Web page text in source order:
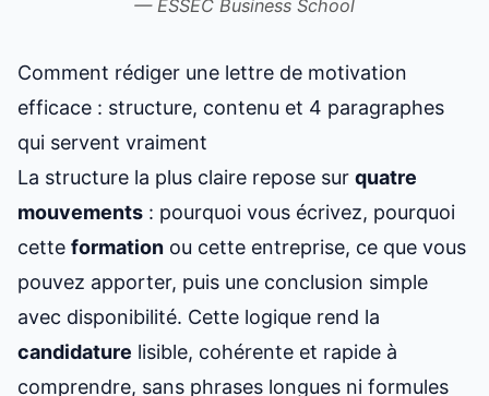
— ESSEC Business School
Comment rédiger une lettre de motivation
efficace : structure, contenu et 4 paragraphes
qui servent vraiment
La structure la plus claire repose sur quatre
mouvements : pourquoi vous écrivez, pourquoi
cette formation ou cette entreprise, ce que vous
pouvez apporter, puis une conclusion simple
avec disponibilité. Cette logique rend la
candidature lisible, cohérente et rapide à
comprendre, sans phrases longues ni formules